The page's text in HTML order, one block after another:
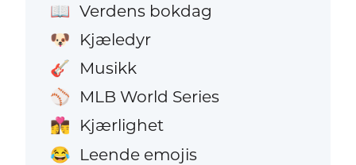
📖 Verdens bokdag
🐶 Kjæledyr
🎸 Musikk
⚾ MLB World Series
👩‍❤️‍💋‍👨 Kjærlighet
😂 Leende emojis